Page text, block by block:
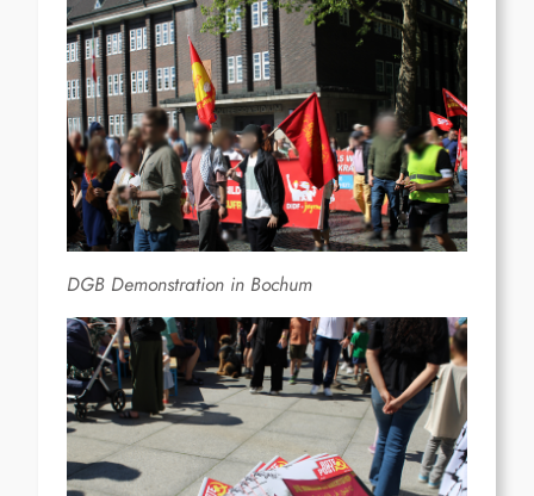
DGB Demonstration in Bochum